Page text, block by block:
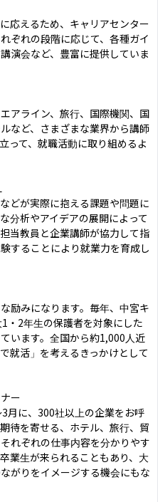
応えるため、キャリアセンター
ぞれの段階に応じて、各種ガイ
演会など、豊富に提供していま
アライン、旅行、国際機関、国
など、さまざまな業界から講師
って、就職活動に取り組めるよ
どが実際に抱える課題や問題に
分析やアイデアの展開によって
当教員と企業講師が協力して指
することにより就業力を育成し
励みになります。毎年、中宮キ
・2年生の保護者を対象にした
います。全国から約1,000人近
就活」を考えるきっかけとして
ー
月に、300社以上の企業をお呼
待を寄せる、ホテル、旅行、貿
れぞれの仕事内容を分かりやす
業生が来られることもあり、大
がりをイメージする機会にもな